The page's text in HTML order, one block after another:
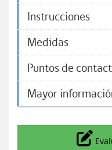
Instrucciones
Medidas
Puntos de
Mayor